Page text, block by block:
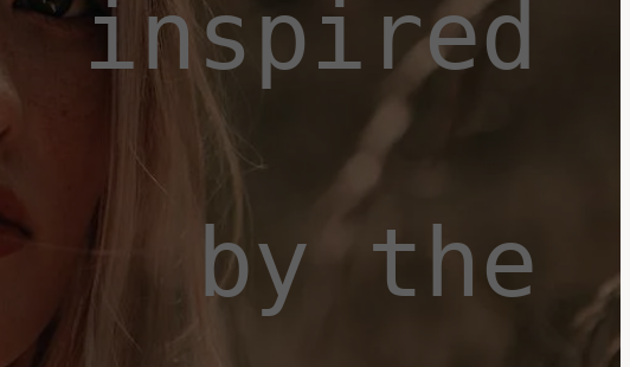
inspired
by the